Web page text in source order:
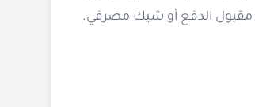
مقبول الدفع أو شيك مصرفي.